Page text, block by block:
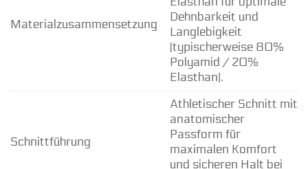
Materialzusammensetzung
Dehnbarkeit und
Langlebigkeit
(typischerweise 80%
Polyamid / 20%
Elasthan).
Schnittführung
Athletischer Schnitt mit
anatomischer
Passform für
maximalen Komfort
und sicheren Halt bei